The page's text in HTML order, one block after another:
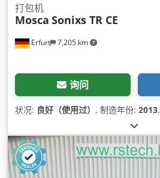
Erfurt 7,205 km
打包机
Mosca Sonixs TR CE
询问
状况: 良好（使用过） , 制造年份: 2013,